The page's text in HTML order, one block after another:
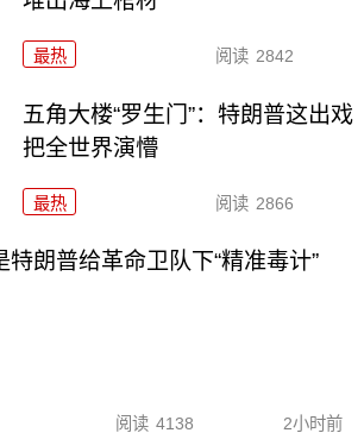
最热 阅读 2842
五角大楼“罗生门”：特朗普这出戏
把全世界演懵
最热 阅读 2866
朗普给革命卫队下“精准毒计”
阅读 4138 2小时前